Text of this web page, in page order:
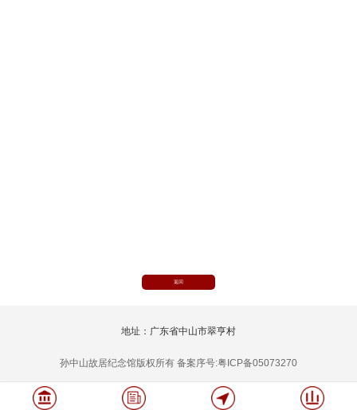
返回
地址：广东省中山市翠亨村
孙中山故居纪念馆版权所有 备案序号:粤ICP备05073270